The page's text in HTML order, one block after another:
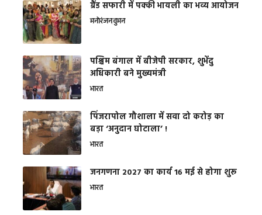
ग्रैंड सफारी में पक्की भायली का भव्य आयोजन
मनोरंजनवुमन
पश्चिम बंगाल में बीजेपी सरकार, शुभेंदु
अधिकारी बने मुख्यमंत्री
भारत
​पिंजरापोल गौशाला में सवा दो करोड़ का
बड़ा ‘अनुदान घोटाला’ !
भारत
जनगणना 2027 का कार्य 16 मई से होगा शुरू
भारत